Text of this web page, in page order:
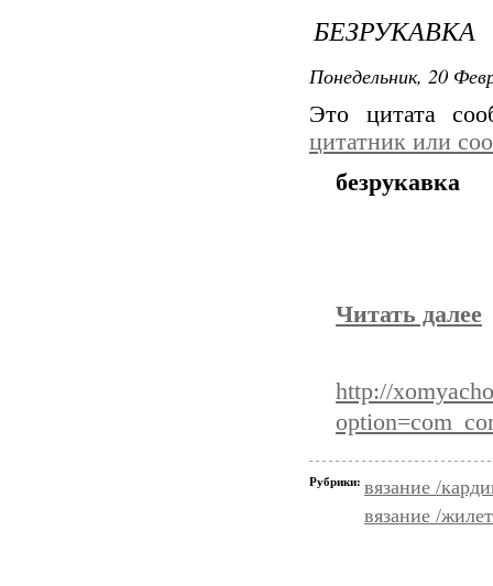
БЕЗРУКАВКА
Понедельник, 20
Это цитата
цитатник или
безрукавка
Читать далее
http://
Рубрики: вязание /
вязание /